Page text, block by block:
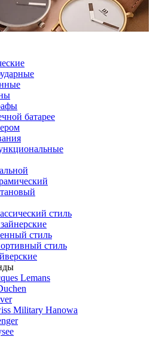
батарее
стиль
стиль
стиль
Lemans
Military Hanowa